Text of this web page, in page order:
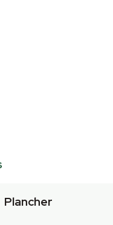
Plancher